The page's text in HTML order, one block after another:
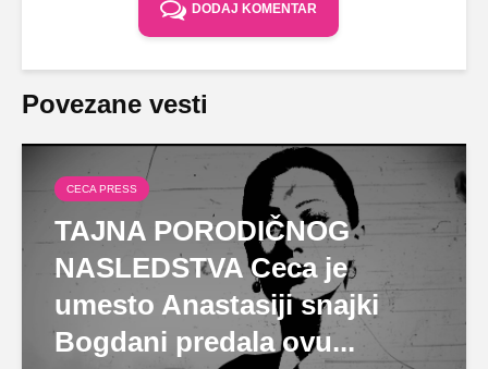
DODAJ KOMENTAR
Povezane vesti
CECA PRESS
TAJNA PORODIČNOG
NASLEDSTVA Ceca je
umesto Anastasiji snajki
Bogdani predala ovu...